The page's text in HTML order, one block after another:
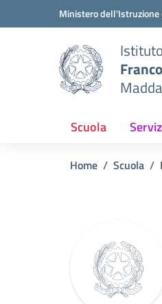
Vai ai contenuti
Vai al menu di navigazione
Ministero dell'Istruzione
Scuola
Home Scuola